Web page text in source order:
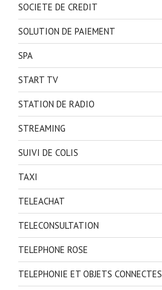
SOCIETE DE CREDIT
SOLUTION DE PAIEMENT
SPA
START TV
STATION DE RADIO
STREAMING
SUIVI DE COLIS
TAXI
TELEACHAT
TELECONSULTATION
TELEPHONE ROSE
TELEPHONIE ET OBJETS CONNECTES